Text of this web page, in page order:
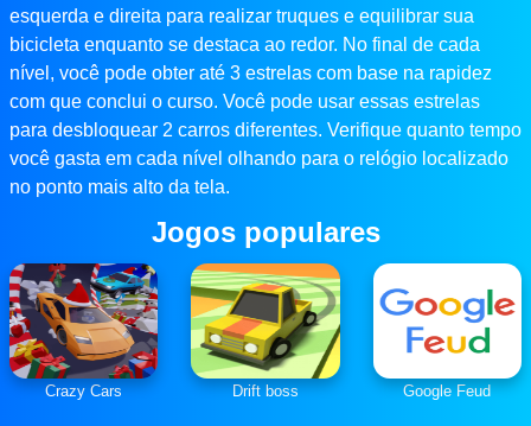
esquerda e direita para realizar truques e equilibrar sua
bicicleta enquanto se destaca ao redor. No final de cada
nível, você pode obter até 3 estrelas com base na rapidez
com que conclui o curso. Você pode usar essas estrelas
para desbloquear 2 carros diferentes. Verifique quanto tempo
você gasta em cada nível olhando para o relógio localizado
no ponto mais alto da tela.
Jogos populares
Crazy Cars Drift boss Google Feud